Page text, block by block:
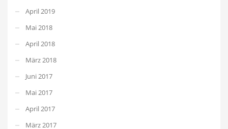
April 2019
Mai 2018
April 2018
März 2018
Juni 2017
Mai 2017
April 2017
März 2017